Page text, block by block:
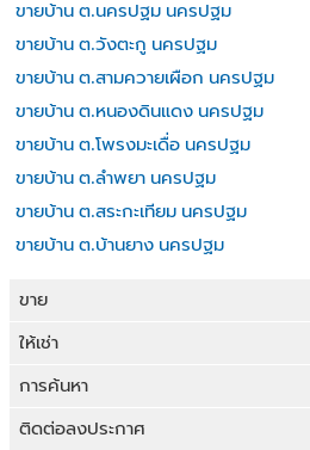
ขายบ้าน ต.นครปฐม นครปฐม
ขายบ้าน ต.วังตะกู นครปฐม
ขายบ้าน ต.สามควายเผือก นครปฐม
ขายบ้าน ต.หนองดินแดง นครปฐม
ขายบ้าน ต.โพรงมะเดื่อ นครปฐม
ขายบ้าน ต.ลำพยา นครปฐม
ขายบ้าน ต.สระกะเทียม นครปฐม
ขายบ้าน ต.บ้านยาง นครปฐม
ขาย
ขายที่ดิน
ขายบ้าน
ขายคอนโด
ให้เช่า
ให้เช่าที่ดิน
ให้เช่าบ้าน
การค้นหา
ขายที่ดิน
ติดต่อลงประกาศ